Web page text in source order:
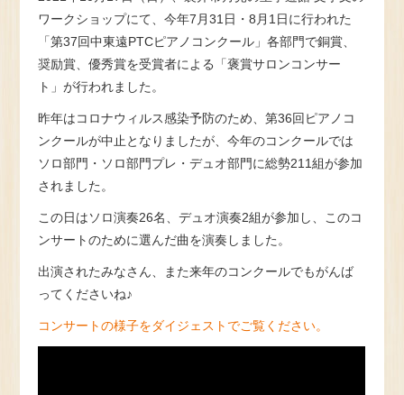
ワークショップにて、今年7月31日・8月1日に行われた
「第37回中東遠PTCピアノコンクール」各部門で銅賞、
奨励賞、優秀賞を受賞者による「褒賞サロンコンサー
ト」が行われました。
昨年はコロナウィルス感染予防のため、第36回ピアノコ
ンクールが中止となりましたが、今年のコンクールでは
ソロ部門・ソロ部門プレ・デュオ部門に総勢211組が参加
されました。
この日はソロ演奏26名、デュオ演奏2組が参加し、このコ
ンサートのために選んだ曲を演奏しました。
出演されたみなさん、また来年のコンクールでもがんば
ってくださいね♪
コンサートの様子をダイジェストでご覧ください。